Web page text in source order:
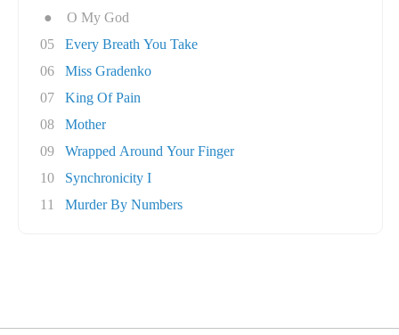
●
O My God
05
Every Breath You Take
06
Miss Gradenko
07
King Of Pain
08
Mother
09
Wrapped Around Your Finger
10
Synchronicity I
11
Murder By Numbers